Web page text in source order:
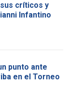
críticos y
Infantino
punto ante
en el Torneo